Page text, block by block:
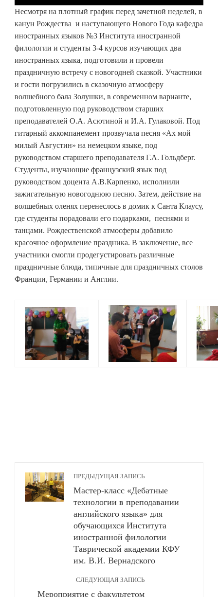
Несмотря на плотный график перед зачетной неделей, в
канун Рождества и наступающего Нового Года кафедра
иностранных языков №3 Института иностранной
филологии и студенты 3-4 курсов изучающих два
иностранных языка, подготовили и провели
праздничную встречу с новогодней сказкой. Участники
и гости погрузились в сказочную атмосферу
волшебного бала Золушки, в современном варианте,
подготовленную под руководством старших
преподавателей О.А. Асютиной и И.А. Гулаковой. Под
гитарный аккомпанемент прозвучала песня «Ах мой
милый Августин» на немецком языке, под
руководством старшего преподавателя Г.А. Гольдберг.
Студенты, изучающие французский язык под
руководством доцента А.В.Карпенко, исполнили
зажигательную новогоднюю песню. Затем, действие на
волшебных оленях перенеслось в домик к Санта Клаусу,
где студенты порадовали его подарками, песнями и
танцами. Рождественской атмосферы добавило
красочное оформление праздника. В заключение, все
участники смогли продегустировать различные
праздничные блюда, типичные для праздничных столов
Франции, Германии и Англии.
ПРЕДЫДУЩАЯ ЗАПИСЬ
Мастер-класс «Дебатные
технологии в преподавании
английского языка» для
обучающихся Института
иностранной филологии
Таврической академии КФУ
им. В.И. Вернадского
СЛЕДУЮЩАЯ ЗАПИСЬ
Мероприятие с факультетом